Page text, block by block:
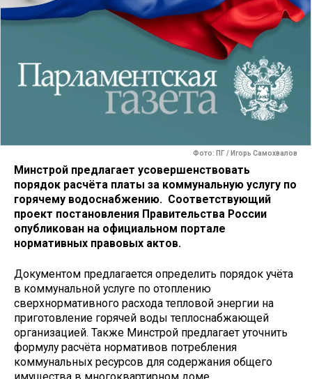
Фото: ПГ / Игорь Самохвалов
Минстрой предлагает усовершенствовать
порядок расчёта платы за коммунальную услугу по
горячему водоснабжению. Соответствующий
проект постановления Правительства России
опубликован на официальном портале
нормативных правовых актов.
Документом предлагается определить порядок учёта
в коммунальной услуге по отоплению
сверхнормативного расхода тепловой энергии на
приготовление горячей воды теплоснабжающей
организацией. Также Минстрой предлагает уточнить
формулу расчёта нормативов потребления
коммунальных ресурсов для содержания общего